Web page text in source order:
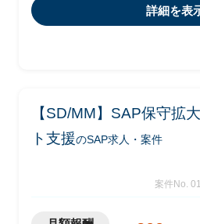
詳細を表
【SD/MM】SAP保守拡
ト支援のSAP求人・案件
案件No.